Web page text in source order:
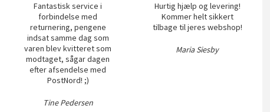
Fantastisk service i
forbindelse med
returnering, pengene
indsat samme dag som
varen blev kvitteret som
modtaget, sågar dagen
efter afsendelse med
PostNord! ;)
Tine Pedersen
Hurtig hjælp og levering!
Kommer helt sikkert
tilbage til jeres webshop!
Maria Siesby